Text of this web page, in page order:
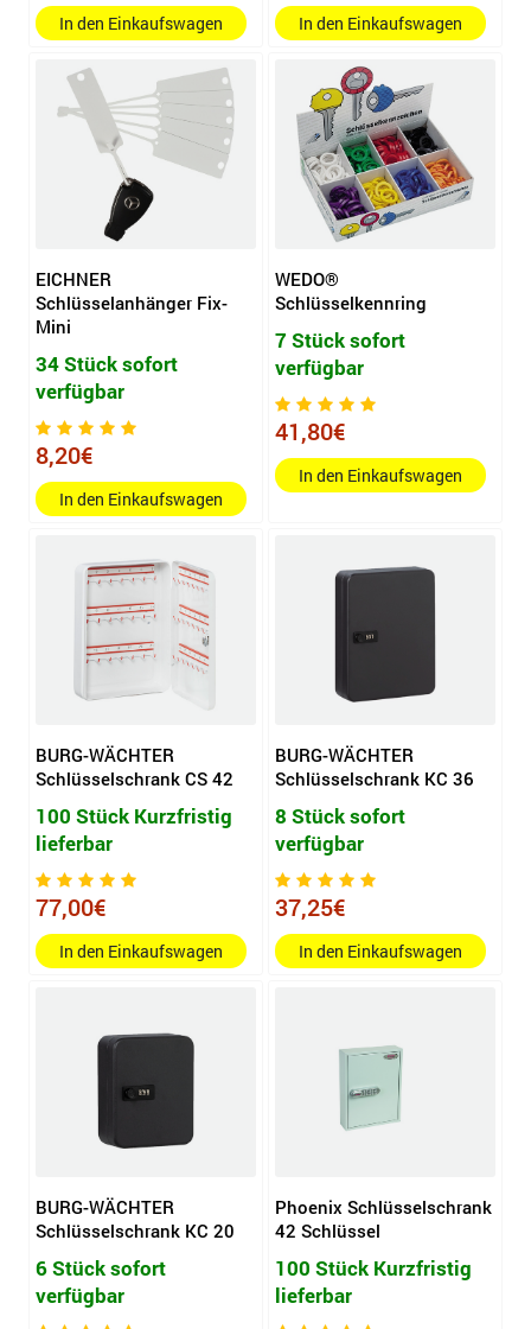
In den Einkaufswagen In den Einkaufswagen
EICHNER
Schlüsselanhänger Fix-
Mini
34 Stück sofort
verfügbar
8,20€
In den Einkaufswagen
WEDO®
Schlüsselkennring
7 Stück sofort
verfügbar
41,80€
In den Einkaufswagen
BURG-WÄCHTER
Schlüsselschrank CS 42
100 Stück Kurzfristig
lieferbar
77,00€
In den Einkaufswagen
BURG-WÄCHTER
Schlüsselschrank KC 36
8 Stück sofort
verfügbar
37,25€
In den Einkaufswagen
BURG-WÄCHTER
Schlüsselschrank KC 20
6 Stück sofort
verfügbar
Phoenix Schlüsselschrank
42 Schlüssel
100 Stück Kurzfristig
lieferbar